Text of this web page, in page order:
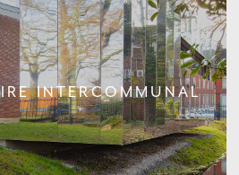
INTERCOMMUNAL